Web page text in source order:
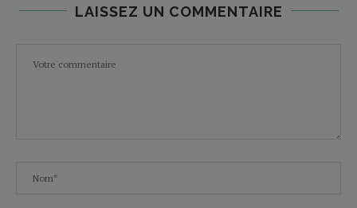
LAISSEZ UN COMMENTAIRE